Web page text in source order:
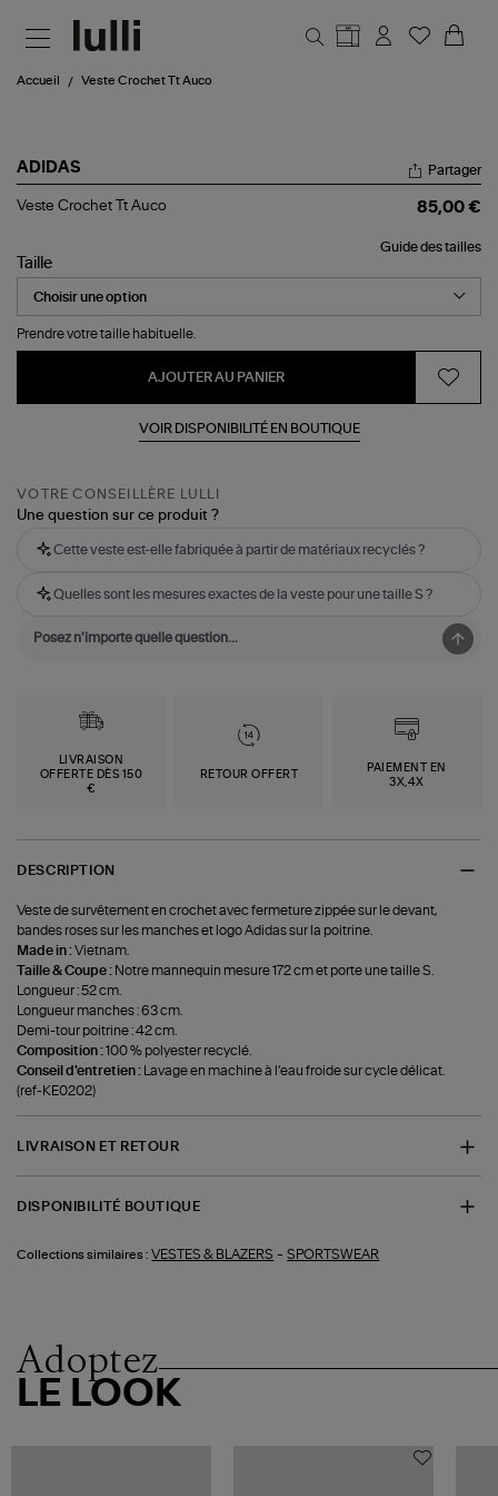
Accueil Veste Crochet Tt Auco
ADIDAS
Veste
Auco
Partager
Veste Crochet Tt Auco 85,00 €
Guide des tailles
Taille
Prendre votre taille habituelle.
AJOUTER AU PANIER
VOIR DISPONIBILITÉ EN BOUTIQUE
VOTRE CONSEILLÈRE LULLI
Une question sur ce produit ?
Cette veste est-elle fabriquée à partir de matériaux recyclés ?
Quelles sont les mesures exactes de la veste pour une taille S ?
LIVRAISON
OFFERTE DÈS 150
€
RETOUR OFFERT
PAIEMENT EN
3X,4X
DESCRIPTION
Veste de survêtement en crochet avec fermeture zippée sur le devant,
bandes roses sur les manches et logo Adidas sur la poitrine.
Made in :Vietnam.
Taille & Coupe : Notre mannequin mesure 172 cm et porte une taille S.
Longueur : 52 cm.
Longueur manches : 63 cm.
Demi-tour poitrine : 42 cm.
Composition :100 % polyester recyclé.
Conseil d'entretien : Lavage en machine à l’eau froide sur cycle délicat.
(ref-KE0202)
LIVRAISON ET RETOUR
DISPONIBILITÉ BOUTIQUE
Collections similaires : VESTES & BLAZERS -SPORTSWEAR
Adoptez
LE LOOK